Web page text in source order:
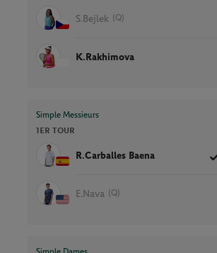
S.Bejlek (Q)
K.Rakhimova
Simple Messieurs
1ER TOUR
R.Carballes Baena
E.Nava (Q)